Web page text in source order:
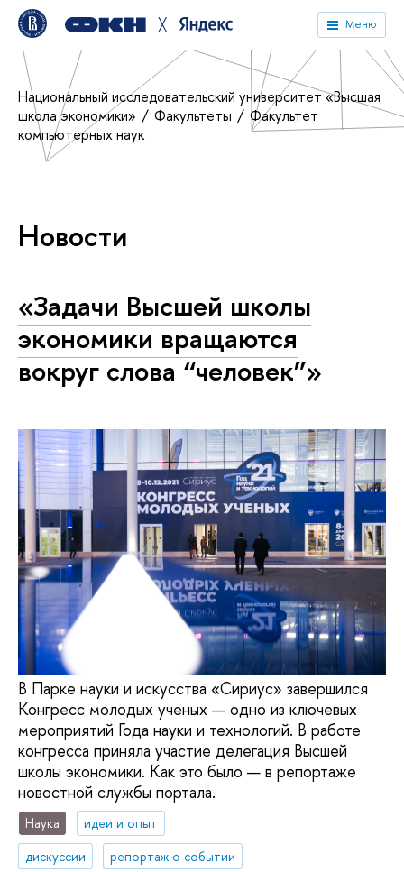
╳ Меню
Национальный исследовательский университет «Высшая
школа экономики»
Факультеты
Факультет
компьютерных наук
Новости
«Задачи Высшей школы
экономики вращаются
вокруг слова “человек”»
В Парке науки и искусства «Сириус» завершился
Конгресс молодых ученых — одно из ключевых
мероприятий Года науки и технологий. В работе
конгресса приняла участие делегация Высшей
школы экономики. Как это было — в репортаже
новостной службы портала.
Наука
идеи и опыт
дискуссии
репортаж о событии